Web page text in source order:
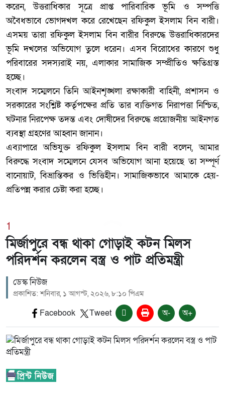
করেন, উত্তরাধিকার সূত্রে প্রাপ্ত পারিবারিক ভূমি ও সম্পত্তি
অবৈধভাবে ভোগদখল করে রেখেছেন রফিকুল ইসলাম বিন বারী।
এসময় তারা রফিকুল ইসলাম বিন বারীর বিরুদ্ধে উত্তরাধিকারদের
ভূমি দখলের অভিযোগ তুলে ধরেন। এসব বিরোধের কারণে শুধু
পরিবারের সদস্যরাই নয়, এলাকার সামাজিক সম্প্রীতিও ক্ষতিগ্রস্ত
হচ্ছে।
‎সংবাদ সম্মেলনে তিনি আইনশৃঙ্খলা রক্ষাকারী বাহিনী, প্রশাসন ও
সরকারের সংশ্লিষ্ট কর্তৃপক্ষের প্রতি তার ব্যক্তিগত নিরাপত্তা নিশ্চিত,
ঘটনার নিরপেক্ষ তদন্ত এবং দোষীদের বিরুদ্ধে প্রয়োজনীয় আইনগত
ব্যবস্থা গ্রহণের আহ্বান জানান।
‎এব্যাপারে অভিযুক্ত রফিকুল ইসলাম বিন বারী বলেন, আমার
বিরুদ্ধে সংবাদ সম্মেলনে যেসব অভিযোগ আনা হয়েছে তা সম্পূর্ণ
বানোয়াট, বিভ্রান্তিকর ও ভিত্তিহীন। সামাজিকভাবে আমাকে হেয়-
প্রতিপন্ন করার চেষ্টা করা হচ্ছে।
1
মির্জাপুরে বন্ধ থাকা গোড়াই কটন মিলস
পরিদর্শন করলেন বস্ত্র ও পাট প্রতিমন্ত্রী
ডেস্ক নিউজ
প্রকাশিত: শনিবার, ১ আগস্ট, ২০২৬, ৮:১০ পিএম
Facebook Tweet অ- অ+